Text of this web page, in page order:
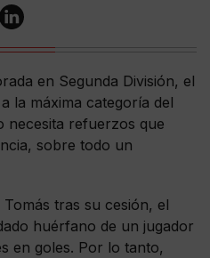
en Segunda División, el
la máxima categoría del
necesita refuerzos que
sobre todo un
tras su cesión, el
huérfano de un jugador
en goles. Por lo tanto,